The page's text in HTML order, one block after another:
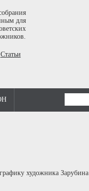
для
Статьи
художника Зарубина